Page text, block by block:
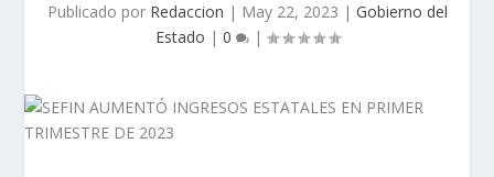
Publicado por Redaccion | May 22, 2023 | Gobierno del
Estado | 0 |